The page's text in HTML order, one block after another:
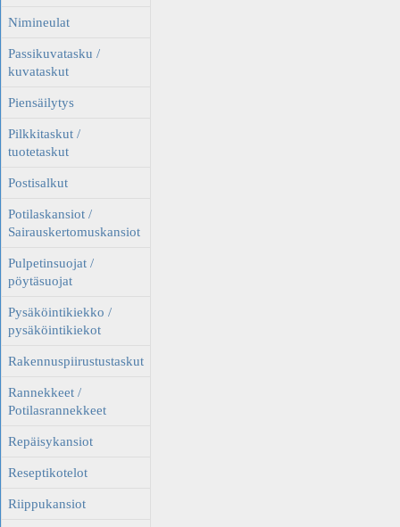
Nimineulat
Passikuvatasku /
kuvataskut
Piensäilytys
Pilkkitaskut /
tuotetaskut
Postisalkut
Potilaskansiot /
Sairauskertomuskansiot
Pulpetinsuojat /
pöytäsuojat
Pysäköintikiekko /
pysäköintikiekot
Rakennuspiirustustaskut
Rannekkeet /
Potilasrannekkeet
Repäisykansiot
Reseptikotelot
Riippukansiot